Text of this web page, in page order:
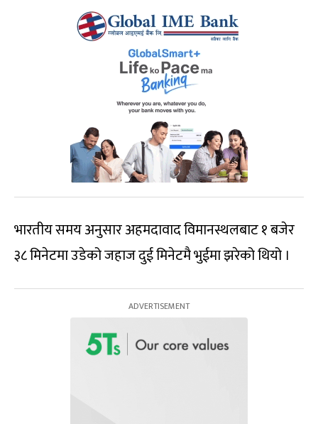
भारतीय समय अनुसार अहमदावाद विमानस्थलबाट १ बजेर
३८ मिनेटमा उडेको जहाज दुई मिनेटमै भुईमा झरेको थियो ।